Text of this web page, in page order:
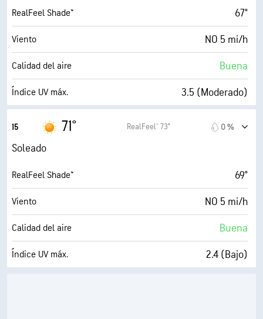
Punto de rocío 47° F
AccuLumen Brightness Index™ 9 (Muy luminoso)
Nubosidad 20 %
Visibilidad 10 mi
RealFeel Shade™ 67°
Viento NO 5 mi/h
Calidad del aire Buena
Índice UV máx. 3.5 (Moderado)
Humedad
Punto de rocío 47° F
AccuLumen Brightness Index™ 9 (Muy luminoso)
Nubosidad 14 %
Visibilidad 10 mi
15 71° RealFeel® 73° 0 %
Soleado
RealFeel Shade™ 69°
Viento NO 5 mi/h
Calidad del aire Buena
Índice UV máx. 2.4 (Bajo)